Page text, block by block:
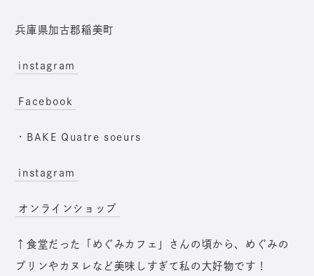
兵庫県加古郡稲美町
instagram
Facebook
・BAKE Quatre soeurs
instagram
オンラインショップ
↑食堂だった「めぐみカフェ」さんの頃から、めぐみの
プリンやカヌレなど美味しすぎて私の大好物です！